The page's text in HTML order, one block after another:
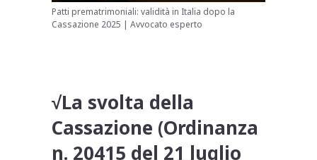
Patti prematrimoniali: validità in Italia dopo la
Cassazione 2025 | Avvocato esperto
√La svolta della
Cassazione (Ordinanza
n. 20415 del 21 luglio